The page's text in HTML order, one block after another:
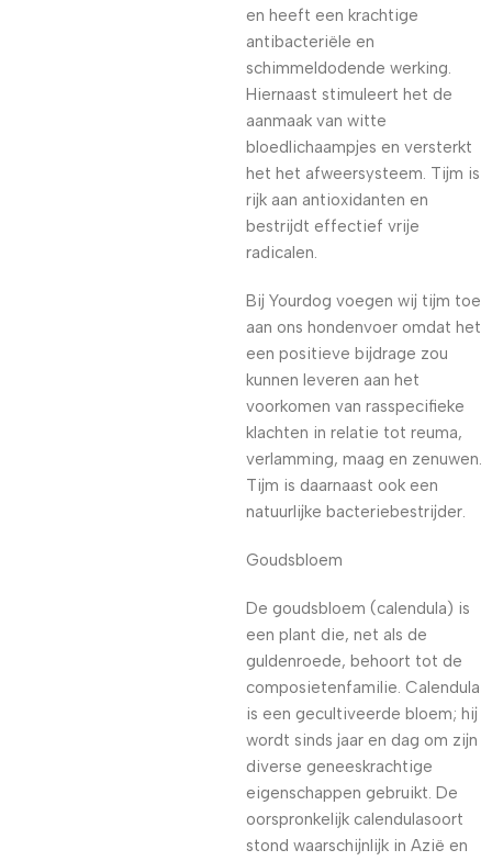
en heeft een krachtige
antibacteriële en
schimmeldodende werking.
Hiernaast stimuleert het de
aanmaak van witte
bloedlichaampjes en versterkt
het het afweersysteem. Tijm is
rijk aan antioxidanten en
bestrijdt effectief vrije
radicalen.
Bij Yourdog voegen wij tijm toe
aan ons hondenvoer omdat het
een positieve bijdrage zou
kunnen leveren aan het
voorkomen van rasspecifieke
klachten in relatie tot reuma,
verlamming, maag en zenuwen.
Tijm is daarnaast ook een
natuurlijke bacteriebestrijder.
Goudsbloem
De goudsbloem (calendula) is
een plant die, net als de
guldenroede, behoort tot de
composietenfamilie. Calendula
is een gecultiveerde bloem; hij
wordt sinds jaar en dag om zijn
diverse geneeskrachtige
eigenschappen gebruikt. De
oorspronkelijk calendulasoort
stond waarschijnlijk in Azië en